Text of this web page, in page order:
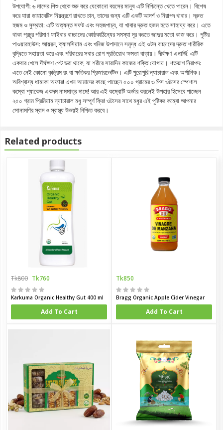
উপযোগী: ৬ মাসের শিশু থেকে শুরু করে যেকোনো বয়সের মানুষ এটি নিশ্চিন্তে খেতে পারেন। বিশেষ
করে যারা ডায়াবেটিস নিয়ন্ত্রণে রাখতে চান, তাদের জন্য এটি একটি আদর্শ ও নিরাপদ খাবার। দ্রুত
হজম ও সুস্থতা: এটি অত্যন্ত সফট এবং সহজপাচ্য, যা খাবার দ্রুত হজম হতে সাহায্য করে। এতে
থাকা প্রচুর পরিমাণ ফাইবার বাচ্চাদের কোষ্ঠকাঠিন্যের সমস্যা দূর করতে জাদুর মতো কাজ করে। পুষ্টির
পাওয়ারহাউস: আয়রন, ক্যালসিয়াম এবং খনিজ উপাদানে সমৃদ্ধ এই ওটস বাচ্চাদের দ্রুত শারীরিক
বৃদ্ধিতে সহায়তা করে এবং পরিবারের সবার রোগ প্রতিরোধ ক্ষমতা বাড়ায়। দীর্ঘক্ষণ এনার্জি: এটি
একবার খেলে দীর্ঘক্ষণ পেট ভরা থাকে, যা শরীরে সারাদিন কাজের শক্তি যোগায়। শতভাগ নিরাপদ:
এতে নেই কোনো কৃত্রিম রং বা ক্ষতিকর প্রিজারভেটিভ। এটি পুরোপুরি ন্যাচারাল এবং অর্গানিক।
অবিশ্বাস্য ধামাকা অফার! এখন আমাদের কাছে পাচ্ছেন ৫০০ গ্রামের ৩ পিস ওটসের স্পেশাল
কম্বো প্যাকেজ একদম নামমাত্র দামে! আর এই কম্বোটি অর্ডার করলেই উপহার হিসেবে পাচ্ছেন
২৫০ গ্রাম প্রিমিয়াম ন্যাচারাল মধু সম্পূর্ণ ফ্রি! ওটসের সাথে মধুর এই পুষ্টিকর কম্বো আপনার
সোনামণির স্বাদ ও স্বাস্থ্য উভয়ই নিশ্চিত করবে।
Related products
Tk800 Tk760
Karkuma Organic Healthy Gut 400 ml
Add To Cart
Tk850
Bragg Organic Apple Cider Vinegar
Add To Cart